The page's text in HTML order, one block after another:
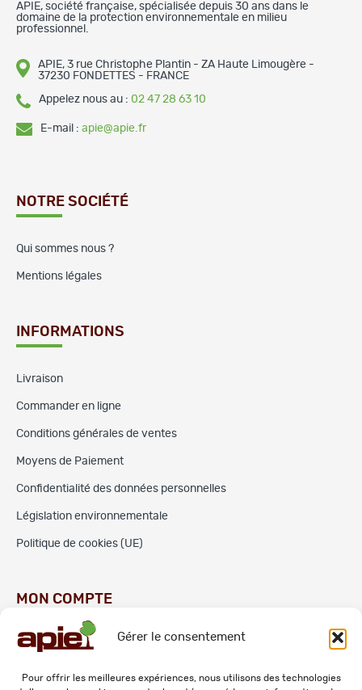
Gérer le consentement
Pour offrir les meilleures expériences, nous utilisons des technologies
APIE, société française, spécialisée depuis 30 ans dans le
domaine de la protection environnementale en milieu
professionnel.
APIE, 3 rue Christophe Plantin - ZA Haute Limougère -
37230 FONDETTES - FRANCE
Appelez nous au : 02 47 28 63 10
E-mail : apie@apie.fr
NOTRE SOCIÉTÉ
Qui sommes nous ?
Mentions légales
INFORMATIONS
Livraison
Commander en ligne
Conditions générales de ventes
Moyens de Paiement
Confidentialité des données personnelles
Législation environnementale
Politique de cookies (UE)
MON COMPTE
Commandes
Adresses